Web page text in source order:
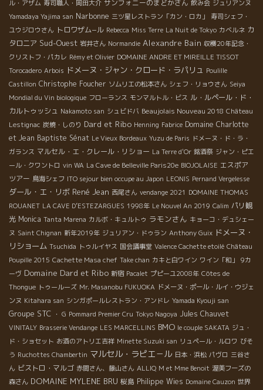
ル・アザム 寿司職人・岡田大介 サンフォニーのまどかさん 飲み会 ジュリアンヌ
Yamadaya Yajima san Narbonne 三ツ星レストラン「カン・ロカ」
寿司シェフ・
ユウジロウさん トロワザム−ル Rebecca Miss Terre La Nuit de Tokyo カベルネ カ
タロニア Sud-Ouest 岩井さん Normandie Alexandre Bain 収穫20年記念・
クリストフ・パカレ Rémy et Olivier DOMAINE ANDRE ET MIREILLE TISSOT
Torocadero Arbois ドメーヌ・ジャン・クロード・ラパリュ Poulille
Castillon Christophe Foucher ソムリエの松本さん シェフ・リョウさん Seiya
Mondial du Vin biologique フローランス モンマルトル・ビス ル・ルペール・ド・
カルトゥッシュ Nakamoto san シュビドバ Beaujolais Nouveau 2018 Château
Lestignac 炭焼・しのり Dard et Ribo Henning Fabrice Domaine Charlotte
et Jean Baptiste Sénat Le Vieux Bordeaux Yuzu de Paris ドメーヌ・ド・ラ・
ガランス マルセル・エ・クレール・リショー La Terre d'Or 銘酒祭 ジャン・ピエ
ール・クワントロ vin WA La Cave de Belleville Paris20e BIOJOLAISE エスポア
ツアー 鳥海シェフ ITO sejour bien occupe au Japon LEONIS Pernand Vergelesse
ダール・エ・リボ René Jean 西尾さん vendange 2021 DOMAINE THOMAS
ROUANET LA CAVE D’ESTEZARGUES 1998年 Le Nouvel An 2019 Calim パリ観
光 Monica Tanta Marena カルボ・キュルトゥ ラモンさん キョーコ・デュシェー
ヌ Saint Chignan 新年2019年 ジュリアン・ドゥラン Anthony Guix ドメーヌ・
リショーム Tsuchida トゥルイヤス 国会議事堂 Valence Cachette etoilé Château
Poupille 2015 Cachette Masa chef Take chan カキと白ワイン ワイン「和」
9カ
ーヴ Domaine Dard et Ribo 新宿 Pacalet プピーユ2008年 Côtes de
Thongue トゥールーズ Mr. Masanobu FUKUOKA ドメーヌ・ポール・ルイ・ウジェ
ンヌ Kitahara san シンガポールレストラン・アンドレ Yamada Kyouji san
Groupe STC ・ G Pommard Premier Cru Tokyo Nagoya Jules Chauvet
VINITALY Brasserie Vendange LES MARCELLINS BMO le couple SAKATA ジュ・
ド・ショセット お酒のアトリエ吉祥 Minette Suzuki san リュペール・ルロワ びそ
う Ruchottes Chambertin マルセル・ラピエ－ル 日本・浜松 パヴロ 三谷さ
ん ビストロ・マルゴ 赤間さん、藤山さん ALLIQ M et Mme Benoit 渥美フーズの
森さん DOMAINE MYLENE BRU 桜島 Philippe Wies Domaine Cauzon 世界